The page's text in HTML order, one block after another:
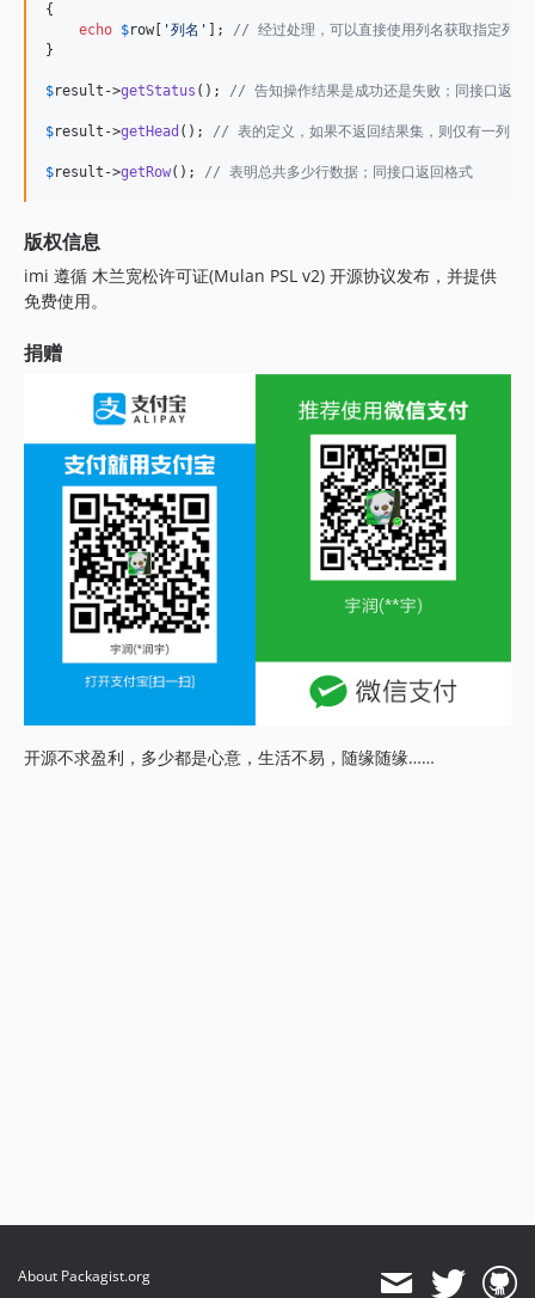
{
echo $row '列名 ' ]; // 经过处理，可以直接使用列名获取指定列数
}
$result ->getStatus (); // 告知操作结果是成功还是失败；同接口返回
$result ->getHead (); // 表的定义，如果不返回结果集，则仅有一列
$result ->getRow(); // 表明总共多少行数据；同接口返回格式
版权信息
imi 遵循 木兰宽松许可证(Mulan PSL v2) 开源协议发布，并提供
免费使用。
捐赠
开源不求盈利，多少都是心意，生活不易，随缘随缘……
About Packagist.org